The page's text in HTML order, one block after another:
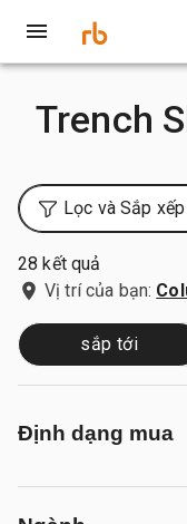
Trench
Lọc và Sắp xếp
28 kết quả
Vị trí của bạn:
sắp tới
Định dạng mua